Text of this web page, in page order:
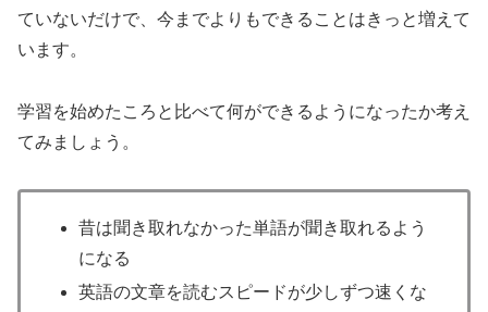
ていないだけで、今までよりもできることはきっと増えて
います。
学習を始めたころと比べて何ができるようになったか考え
てみましょう。
昔は聞き取れなかった単語が聞き取れるよう
になる
英語の文章を読むスピードが少しずつ速くな